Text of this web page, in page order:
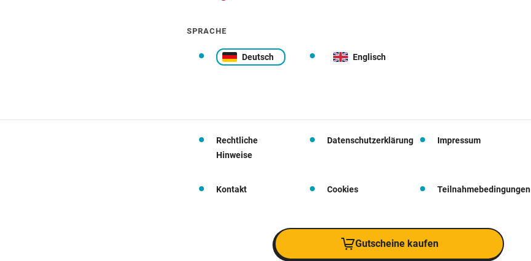
SPRACHE
Deutsch Englisch
Rechtliche
Hinweise
Datenschutzerklärung Impressum
Kontakt Cookies Teilnahmebedingungen
Gutscheine kaufen